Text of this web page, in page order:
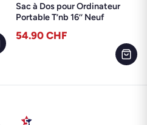
Sac à Dos pour Ordinateur
Portable T’nb 16’’ Neuf
54.90 CHF